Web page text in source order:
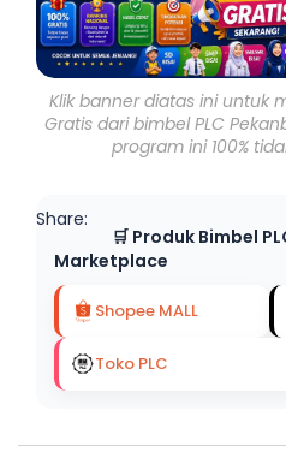
Klik banner diatas ini untuk
Gratis dari bimbel PLC
program ini 100%
Share:
🛒 Produk Bimbel
Marketplace
Shopee MALL
Toko PLC